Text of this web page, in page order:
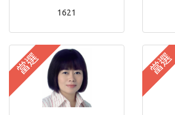
1621
當選 當選